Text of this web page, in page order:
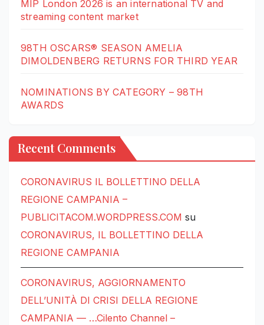
MIP London 2026 is an international TV and
streaming content market
98TH OSCARS® SEASON AMELIA
DIMOLDENBERG RETURNS FOR THIRD YEAR
NOMINATIONS BY CATEGORY – 98TH
AWARDS
Recent Comments
CORONAVIRUS IL BOLLETTINO DELLA
REGIONE CAMPANIA –
PUBLICITACOM.WORDPRESS.COM su
CORONAVIRUS, IL BOLLETTINO DELLA
REGIONE CAMPANIA
CORONAVIRUS, AGGIORNAMENTO
DELL’UNITÀ DI CRISI DELLA REGIONE
CAMPANIA — …Cilento Channel –